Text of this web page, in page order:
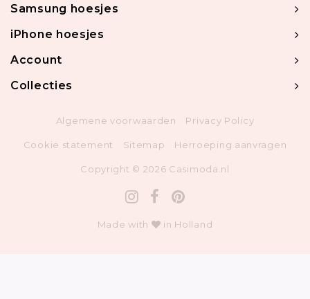
Samsung hoesjes
iPhone hoesjes
Account
Collecties
Algemene voorwaarden Privacy Policy
Cookie statement Sitemap Herroeping aanvragen
Copyright © 2026 Casimoda.nl
Made with in Holland